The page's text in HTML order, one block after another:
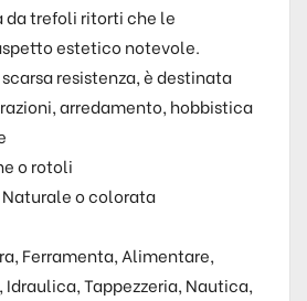
trefoli ritorti che le
estetico notevole.
resistenza, è destinata
arredamento, hobbistica
o rotoli
Naturale o colorata
Ferramenta, Alimentare,
Tappezzeria, Nautica,